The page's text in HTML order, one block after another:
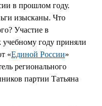
в прошлом году.
изысканы. Что
Участие в
учебному году приняли
«Единой России»
регионального
партии Татьяна